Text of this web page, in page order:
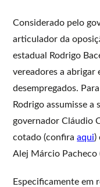
Considerado pelo
articulador da
estadual Rodrigo
vereadores a abrigar
desempregados.
Rodrigo assumisse
governador Cláudio
cotado (confiraaqui)
Alej Márcio Pacheco
Especificamente em